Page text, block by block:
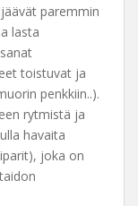
paremmin
lasta
toistuvat ja
penkkiin..).
rytmistä ja
havaita
joka on